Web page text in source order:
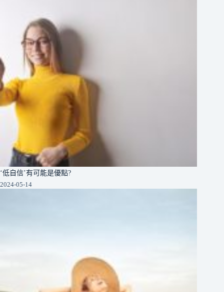
‘低自信’有可能是優點?
2024-05-14